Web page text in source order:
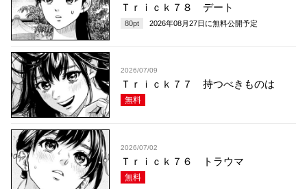
Ｔｒｉｃｋ７８ デート
80pt 2026年08月27日 に無料公開予定
2026/07/09
Ｔｒｉｃｋ７７ 持つべきものは
無料
2026/07/02
Ｔｒｉｃｋ７６ トラウマ
無料